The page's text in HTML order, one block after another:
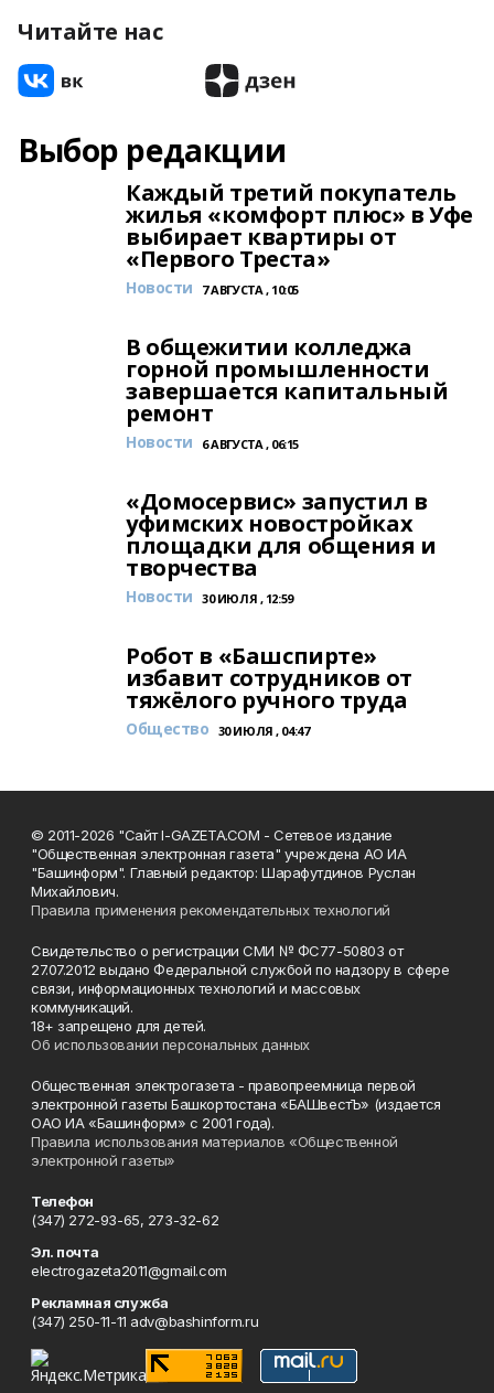
Читайте нас
Выбор редакции
Каждый третий покупатель
жилья «комфорт плюс» в Уфе
выбирает квартиры от
«Первого Треста»
Новости 7 АВГУСТА , 10:05
В общежитии колледжа
горной промышленности
завершается капитальный
ремонт
Новости 6 АВГУСТА , 06:15
«Домосервис» запустил в
уфимских новостройках
площадки для общения и
творчества
Новости 30 ИЮЛЯ , 12:59
Робот в «Башспирте»
избавит сотрудников от
тяжёлого ручного труда
Общество 30 ИЮЛЯ , 04:47
© 2011-2026 "Сайт I-GAZETA.COM - Сетевое издание
"Общественная электронная газета" учреждена АО ИА
"Башинформ". Главный редактор: Шарафутдинов Руслан
Михайлович.
Правила применения рекомендательных технологий
Свидетельство о регистрации СМИ № ФС77-50803 от
27.07.2012 выдано Федеральной службой по надзору в сфере
связи, информационных технологий и массовых
коммуникаций.
18+ запрещено для детей.
Об использовании персональных данных
Общественная электрогазета - правопреемница первой
электронной газеты Башкортостана «БАШвестЪ» (издается
ОАО ИА «Башинформ» с 2001 года).
Правила использования материалов «Общественной
электронной газеты»
Телефон
(347) 272-93-65, 273-32-62
Эл. почта
electrogazeta2011@gmail.com
Рекламная служба
(347) 250-11-11 adv@bashinform.ru